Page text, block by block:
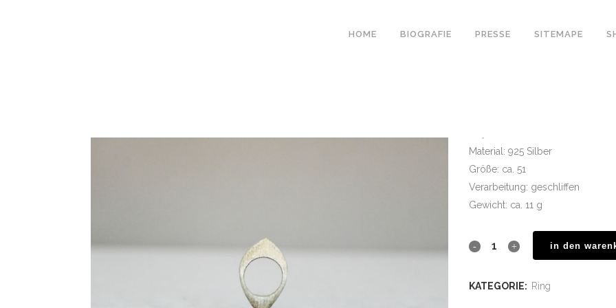
HOME BIOGRAFIE PRESSE SITEMAPE
Material: 925 Silber
Größe: ca. 51
Verarbeitung: geschliffen
Gewicht: ca. 11 g
in den
KATEGORIE: Ring